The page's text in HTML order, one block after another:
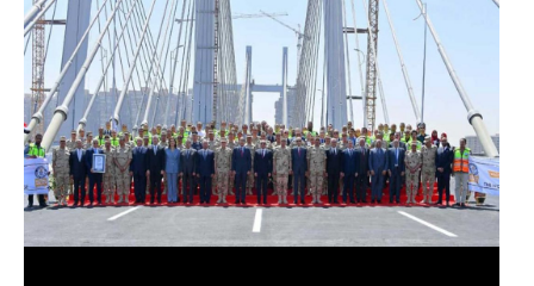
الرئيس عبد الفتاح السيسي يفتتح محور روض الفرج
وكوبري تحيا مصر